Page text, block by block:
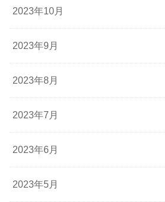
2023年10月
2023年9月
2023年8月
2023年7月
2023年6月
2023年5月